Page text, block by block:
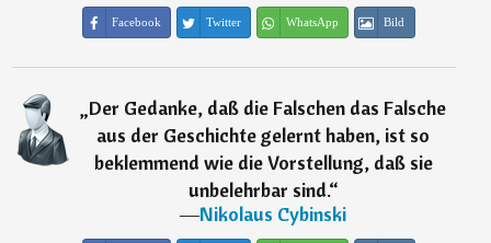
Facebook Twitter WhatsApp Bild
„Der Gedanke, daß die Falschen das Falsche
aus der Geschichte gelernt haben, ist so
beklemmend wie die Vorstellung, daß sie
unbelehrbar sind.“
―Nikolaus Cybinski